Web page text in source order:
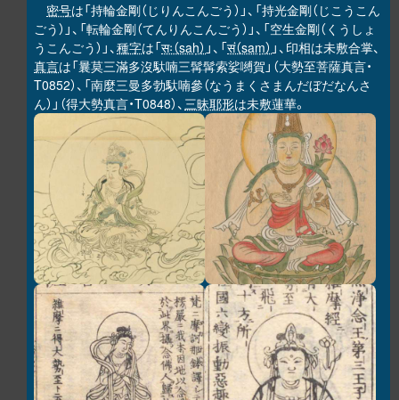
密号は「持輪金剛（じりんこんごう）」、「持光金剛（じこうこん
ごう）」、「転輪金剛（てんりんこんごう）」、「空生金剛（くうしょ
うこんごう）」、種字は「सः（saḥ） 」、「सं（saṃ） 」、印相は未敷合掌、
真言は「曩莫三滿多沒馱喃三髯髯索娑嚩賀」（大勢至菩薩真言・
T0852）、「南麼三曼多勃馱喃參（なうまくさまんだぼだなんさ
ん）」（得大勢真言・T0848）、三昧耶形は未敷蓮華。